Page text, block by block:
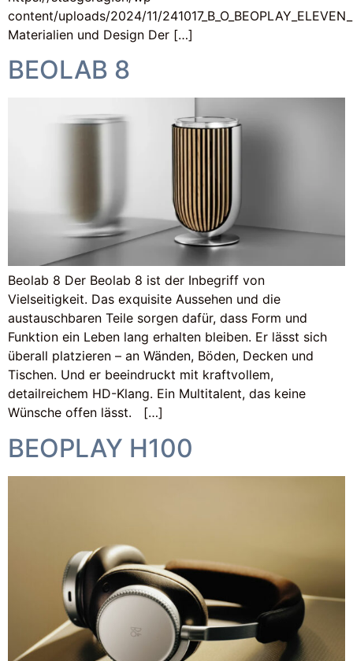
content/uploads/2024/11/
Materialien und Design Der […]
BEOLAB 8
Beolab 8 Der Beolab 8 ist der Inbegriff von
Vielseitigkeit. Das exquisite Aussehen und die
austauschbaren Teile sorgen dafür, dass Form und
Funktion ein Leben lang erhalten bleiben. Er lässt sich
überall platzieren – an Wänden, Böden, Decken und
Tischen. Und er beeindruckt mit kraftvollem,
detailreichem HD-Klang. Ein Multitalent, das keine
Wünsche offen lässt. […]
BEOPLAY H100